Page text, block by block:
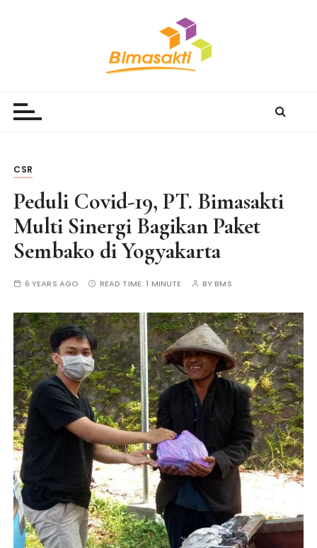
CSR
Peduli Covid-19, PT. Bimasakti
Multi Sinergi Bagikan Paket
Sembako di Yogyakarta
6 YEARS AGO READ TIME:1 MINUTE BYBMS